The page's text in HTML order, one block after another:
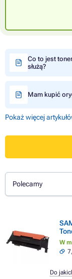
Co to jest
służą?
Mam kupić
Pokaż więcej
Polecamy
W
Do